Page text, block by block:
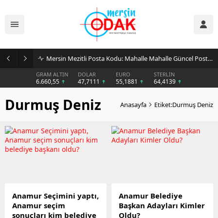
Mersin Mezitli Posta Kodu: Mahalle Mahalle Güncel Posta Kodu Rehberi
GRAM ALTIN
6.660,55
DOLAR
47,7111
EURO
55,1881
STERLİN
64,4139
Durmuş Deniz Anasayfa Etiket:Durmuş Deniz
Anamur Seçimini yaptı,
Anamur seçim
sonuçları kim belediye
Anamur Belediye
Başkan Adayları Kimler
Oldu?